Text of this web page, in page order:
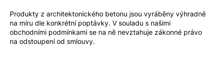
Produkty z architektonického betonu jsou vyráběny výhradně
na míru dle konkrétní poptávky. V souladu s našimi
obchodními podmínkami se na ně nevztahuje zákonné právo
na odstoupení od smlouvy.